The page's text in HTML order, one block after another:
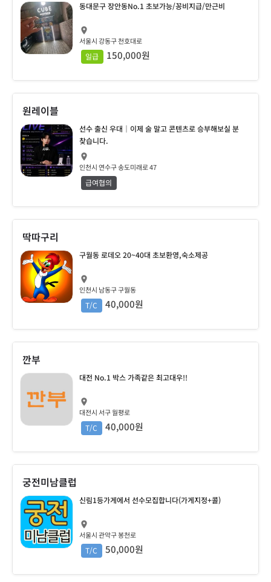
동대문구 장안동No.1 초보가능/꽁비지급/만근비
서울시 강동구 천호대로
일급 150,000원
원레이블
선수 출신 우대｜이제 술 말고 콘텐츠로 승부해보실 분
찾습니다.
인천시 연수구 송도미래로 47
급여협의
딱따구리
구월동 로데오 20~40대 초보환영,숙소제공
인천시 남동구 구월동
T/C 40,000원
깐부
대전 No.1 박스 가족같은 최고대우!!
대전시 서구 월평로
T/C 40,000원
궁전미남클럽
신림1등가게에서 선수모집합니다(가게지정+콜)
서울시 관악구 봉천로
T/C 50,000원